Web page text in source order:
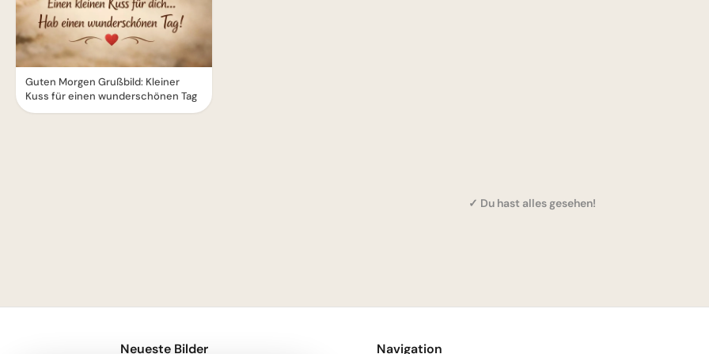
Guten Morgen Grußbild: Kleiner
Kuss für einen wunderschönen Tag
✓ Du hast alles gesehen!
Neueste Bilder Navigation